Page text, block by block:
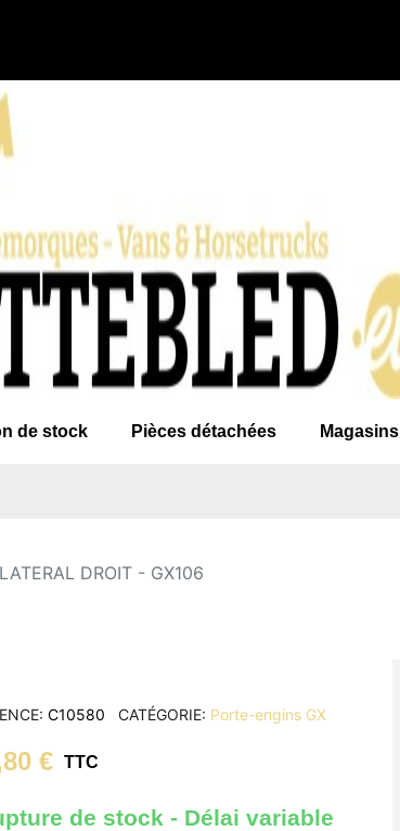
de stock Pièces détachées Magasins
DROIT - GX106
C10580 CATÉGORIE Porte-engins GX
€ TTC
de stock - Délai variable